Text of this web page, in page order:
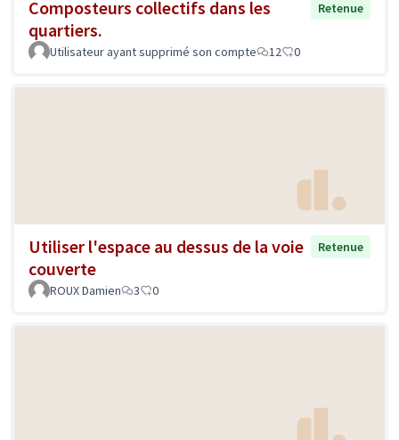
Composteurs collectifs dans les
quartiers.
Retenue
Utilisateur ayant supprimé son compte 12 0
Utiliser l'espace au dessus de la voie
couverte
Retenue
ROUX Damien 3 0